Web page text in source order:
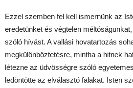
Ezzel szemben fel kell ismernünk az
eredetünket és végtelen
szóló hívást. A vallási hovatartozás
megkülönböztetésre, mintha a hitnek
létezne az üdvösségre szóló
ledöntötte az elválasztó falakat. Isten